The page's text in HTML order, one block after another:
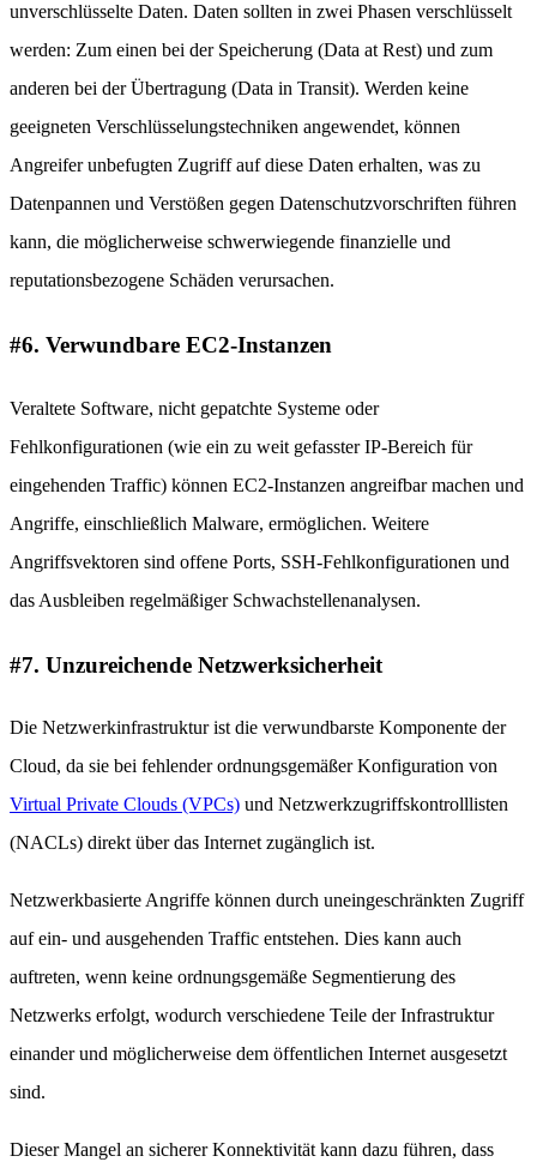
unverschlüsselte Daten. Daten sollten in zwei Phasen verschlüsselt
werden: Zum einen bei der Speicherung (Data at Rest) und zum
anderen bei der Übertragung (Data in Transit). Werden keine
geeigneten Verschlüsselungstechniken angewendet, können
Angreifer unbefugten Zugriff auf diese Daten erhalten, was zu
Datenpannen und Verstößen gegen Datenschutzvorschriften führen
kann, die möglicherweise schwerwiegende finanzielle und
reputationsbezogene Schäden verursachen.
#6. Verwundbare EC2-Instanzen
Veraltete Software, nicht gepatchte Systeme oder
Fehlkonfigurationen (wie ein zu weit gefasster IP-Bereich für
eingehenden Traffic) können EC2-Instanzen angreifbar machen und
Angriffe, einschließlich Malware, ermöglichen. Weitere
Angriffsvektoren sind offene Ports, SSH-Fehlkonfigurationen und
das Ausbleiben regelmäßiger Schwachstellenanalysen.
#7. Unzureichende Netzwerksicherheit
Die Netzwerkinfrastruktur ist die verwundbarste Komponente der
Cloud, da sie bei fehlender ordnungsgemäßer Konfiguration von
Virtual Private Clouds (VPCs) und Netzwerkzugriffskontrolllisten
(NACLs) direkt über das Internet zugänglich ist.
Netzwerkbasierte Angriffe können durch uneingeschränkten Zugriff
auf ein- und ausgehenden Traffic entstehen. Dies kann auch
auftreten, wenn keine ordnungsgemäße Segmentierung des
Netzwerks erfolgt, wodurch verschiedene Teile der Infrastruktur
einander und möglicherweise dem öffentlichen Internet ausgesetzt
sind.
Dieser Mangel an sicherer Konnektivität kann dazu führen, dass